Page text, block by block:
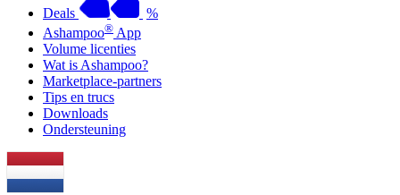
Deals
%
Ashampoo® App
Volume licenties
Wat is Ashampoo?
Marketplace-partners
Tips en trucs
Downloads
Ondersteuning